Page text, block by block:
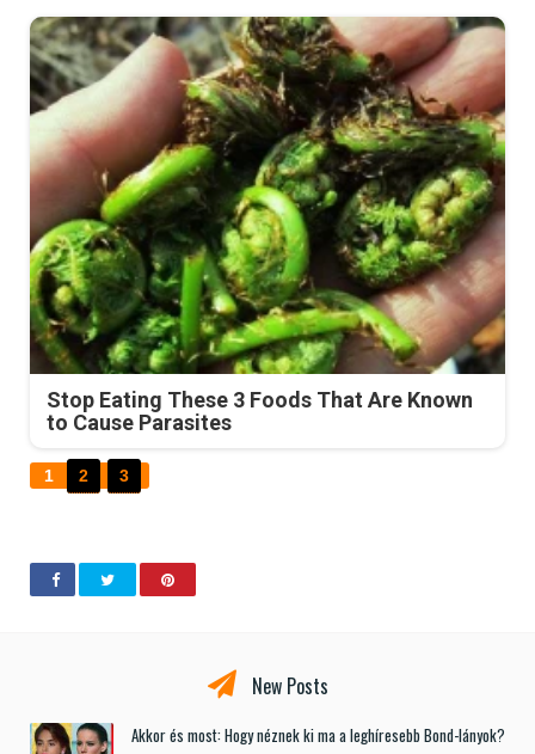
Stop Eating These 3 Foods That Are Known
to Cause Parasites
1 2 3
New Posts
Akkor és most: Hogy néznek ki ma a leghíresebb Bond-lányok?